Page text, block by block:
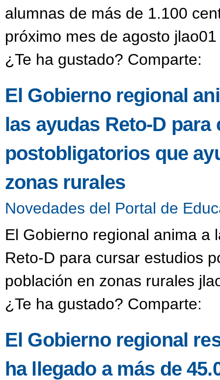
alumnas de más de 1.100
próximo mes de agosto
¿Te ha gustado? Comparte:
El Gobierno regional
las ayudas Reto-D
postobligatorios que
zonas rurales
Novedades del Portal de
El Gobierno regional anima a
Reto-D para cursar estudios
población en zonas rurales
¿Te ha gustado? Comparte:
El Gobierno regional
ha llegado a más de